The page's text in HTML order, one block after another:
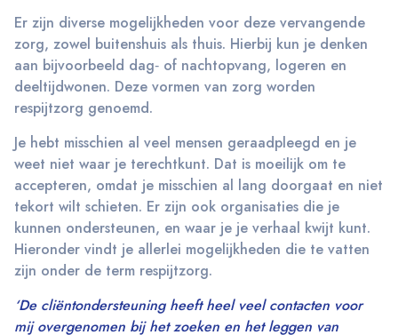
Er zijn diverse mogelijkheden voor deze vervangende
zorg, zowel buitenshuis als thuis. Hierbij kun je denken
aan bijvoorbeeld dag‐ of nachtopvang, logeren en
deeltijdwonen. Deze vormen van zorg worden
respijtzorg genoemd.
Je hebt misschien al veel mensen geraadpleegd en je
weet niet waar je terechtkunt. Dat is moeilijk om te
accepteren, omdat je misschien al lang doorgaat en niet
tekort wilt schieten. Er zijn ook organisaties die je
kunnen ondersteunen, en waar je je verhaal kwijt kunt.
Hieronder vindt je allerlei mogelijkheden die te vatten
zijn onder de term respijtzorg.
‘De cliëntondersteuning heeft heel veel contacten voor
mij overgenomen bij het zoeken en het leggen van